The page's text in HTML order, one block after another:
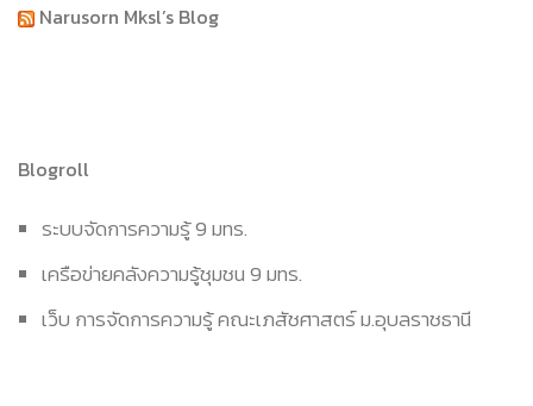
Narusorn Mksl’s Blog
Blogroll
ระบบจัดการความรู้ 9 มทร.
เครือข่ายคลังความรู้ชุมชน 9 มทร.
เว็บ การจัดการความรู้ คณะเภสัชศาสตร์ ม.อุบลราชธานี